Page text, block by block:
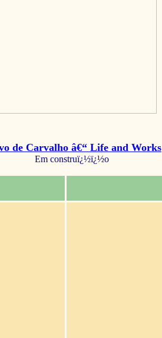
de Carvalho â€“ Life and Works
Em construï¿½ï¿½o